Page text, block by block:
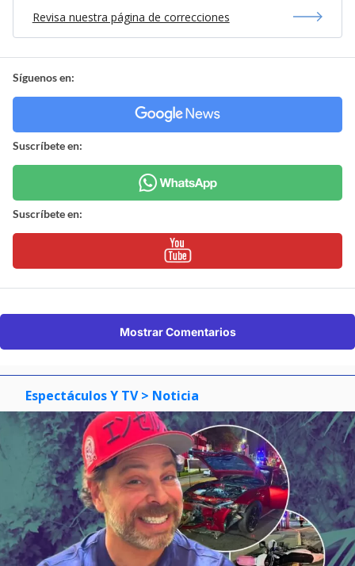
Revisa nuestra página de correcciones
Síguenos en:
Suscríbete en:
Suscríbete en:
Mostrar Comentarios
Espectáculos Y TV > Noticia